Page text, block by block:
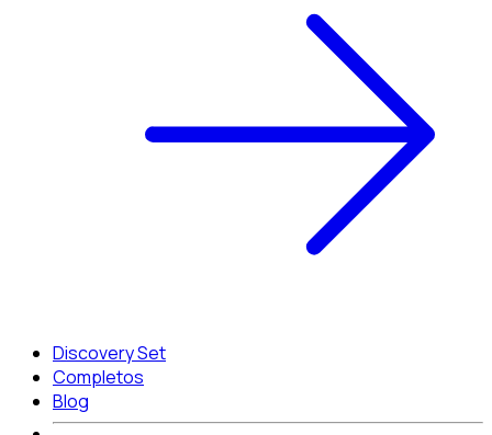
Discovery Set
Completos
Blog